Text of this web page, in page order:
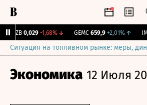
KUZB 0,029 -1,68%↓ GEMC 659,9 +2,01% ↑
Ситуация на топливном рынке: меры,
Экономика 12 Июля